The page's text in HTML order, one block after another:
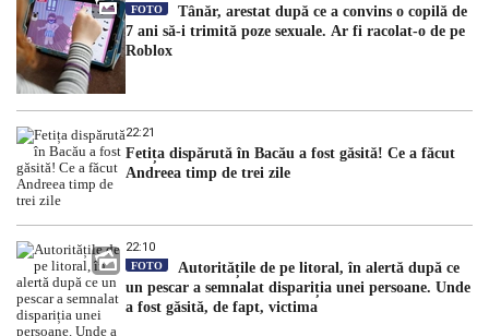
FOTO
Tânăr, arestat după ce a convins o copilă de
7 ani să-i trimită poze sexuale. Ar fi racolat-o de pe
Roblox
22:21
Fetița dispărută în Bacău a fost găsită! Ce a făcut
Andreea timp de trei zile
22:10
FOTO
Autoritățile de pe litoral, în alertă după ce
un pescar a semnalat dispariția unei persoane. Unde
a fost găsită, de fapt, victima